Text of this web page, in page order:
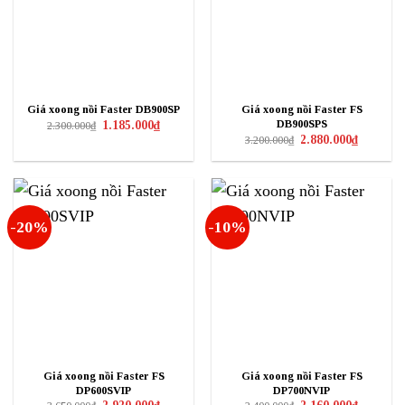
Giá xoong nồi Faster DB900SP
2.300.000₫ Giá
1.185.000₫Giá
hiện
Giá xoong nồi Faster FS
DB900SPS
3.200.000₫ Giá
là:
2.880.000₫Giá
hiện
tại
-20%
Giá xoong nồi Faster FS
DP600SVIP
-10%
Giá xoong nồi Faster FS
DP700NVIP